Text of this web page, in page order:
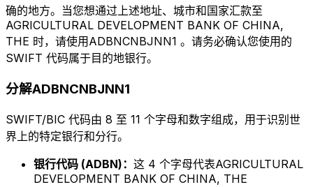
确的地方。当您想通过上述地址、城市和国家汇款至
AGRICULTURAL DEVELOPMENT BANK OF CHINA,
THE 时，请使用ADBNCNBJNN1 。请务必确认您使用的
SWIFT 代码属于目的地银行。
分解ADBNCNBJNN1
SWIFT/BIC 代码由 8 至 11 个字母和数字组成，用于识别世
界上的特定银行和分行。
银行代码 (ADBN)： 这 4 个字母代表AGRICULTURAL
DEVELOPMENT BANK OF CHINA, THE